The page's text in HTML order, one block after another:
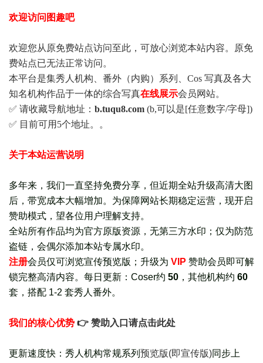
欢迎访问图趣吧
欢迎您从原免费站点访问至此，可放心浏览本站内容。原免
费站点已无法正常访问。
本平台是集秀人机构、番外（内购）系列、Cos 写真及各大
知名机构作品于一体的综合写真在线展示会员网站。
✅ 请收藏导航地址： b.tuqu8.com (b,可以是[任意数字/字母])
✅ 目前可用5个地址。。
关于本站运营说明
多年来，我们一直坚持免费分享，但近期全站升级高清大图
后，带宽成本大幅增加。为保障网站长期稳定运营，现开启
赞助模式，望各位用户理解支持。
全站所有作品均为官方原版资源，无第三方水印；仅为防范
盗链，会偶尔添加本站专属水印。
注册会员仅可浏览宣传预览版 ； 升级为 VIP 赞助会员即可解
锁完整高清内容。每日更新： Coser约 50 ，其他机构约 60
套， 搭配 1-2 套秀人番外。
我们的核心优势 👉 赞助入口请点击此处
更新速度快：秀人机构常规系列 预览版(即宣传版)同步上